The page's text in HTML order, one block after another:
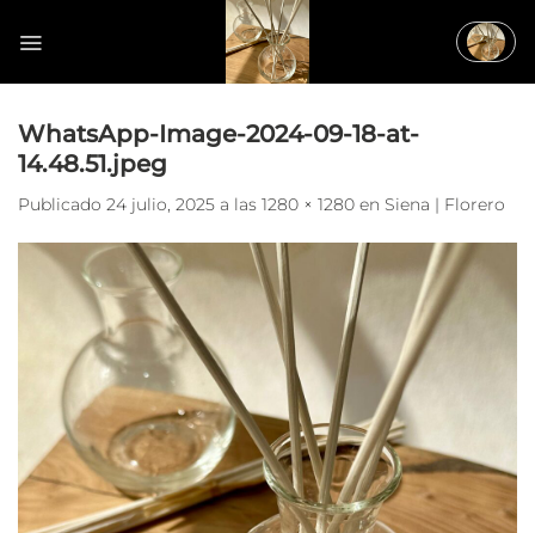
WhatsApp-Image-2024-09-18-at-
14.48.51.jpeg
Publicado 24 julio, 2025 a las 1280 × 1280 en Siena | Florero